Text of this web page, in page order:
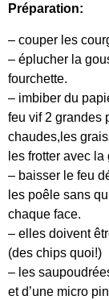
Préparation:
– couper les
– éplucher la
fourchette.
– imbiber du
feu vif 2 grandes
chaudes,les
les frotter avec la
– baisser le feu
les poêle sans
chaque face.
– elles doivent
(des chips quoi!)
– les
et d’une micro